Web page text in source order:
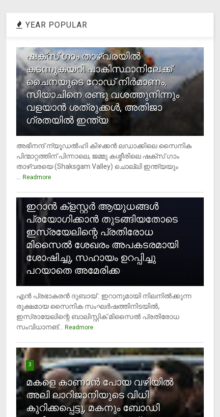
YEAR POPULAR
ഷക്സ് ​ഗാം താഴ്‌വരയിൽ
കടന്നുകയറി പാകിസ്ഥാനിലേക്ക്
ചൈനയുടെ റോഡ് നിർമാണം,
സിയാചിനെ രണ്ടു വശത്തുനിന്നും
വളയാൻ ശത്രുക്കൾ, അതിജാ​
ഗ്രതയിൽ ഇന്ത്യ
അഭിനന്ദ് ന്യൂഡൽഹി കിഴക്കൻ ലഡാക്കിലെ സൈനിക
പിന്മാറ്റത്തിന് പിന്നാലെ, ജമ്മു കശ്മീരിലെ ഷക്സ് ​ഗാം
താഴ്‌വരയെ (Shaksgam Valley) ചൊല്ലി ഇന്ത്യയും
Readmore
ഇറാന്‍ ക്‌ളസ്റ്റര്‍ ആയുധങ്ങള്‍
പ്രയോഗിക്കാന്‍ തുടങ്ങിയതോടെ
ഇസ്രയേലിന്റെ പ്രതിരോധ
മിസൈല്‍ ശേഖരം അപകടരമായി
ശോഷിച്ചു, സഹായം ഉറപ്പിച്ചു
പറയാതെ അമേരിക്ക
എന്‍ പ്രഭാകരന്‍ ദുബായ് : ഇറാനുമായി നിലനില്‍ക്കുന്ന
രൂക്ഷമായ സൈനിക സംഘര്‍ഷത്തിനിടയില്‍,
ഇസ്രായേലിന്റെ ബാലിസ്റ്റിക് മിസൈല്‍ പ്രതിരോധ
സംവിധാനങ്...
Readmore
3
മകളെ കാണാന്‍ പോയ വഴിയില്‍
അലി ലാറിജാനിയുടെ വിധി
കുറിക്കപ്പെട്ടു, മകനും ബോഡി